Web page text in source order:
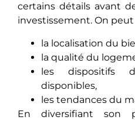
certains détails avant
investissement. On peut
la localisation du
la qualité du
les dispositifs
disponibles,
les tendances du
En diversifiant son